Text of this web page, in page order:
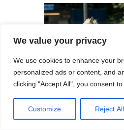
We value your privacy
We use cookies to enhance your
personalized ads or content, and
clicking "Accept All", you consent
Customize Reject All